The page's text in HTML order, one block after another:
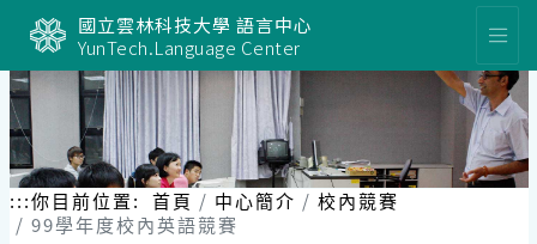
要
內
容
區
塊
國立雲林科技大學 語言中心
YunTech.Language Center
:::你目前位置: 首頁 中心簡介
校內競賽
99學年度校內英語競賽